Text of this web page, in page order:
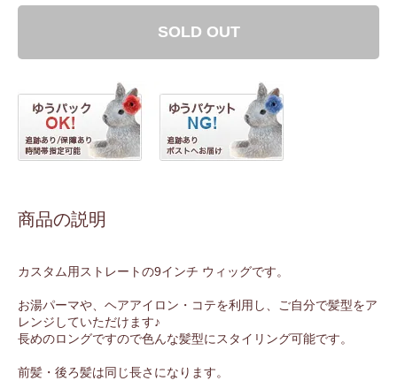
SOLD OUT
商品の説明
カスタム用ストレートの9インチ ウィッグです。
お湯パーマや、ヘアアイロン・コテを利用し、ご自分で髪型をア
レンジしていただけます♪
長めのロングですので色んな髪型にスタイリング可能です。
前髪・後ろ髪は同じ長さになります。